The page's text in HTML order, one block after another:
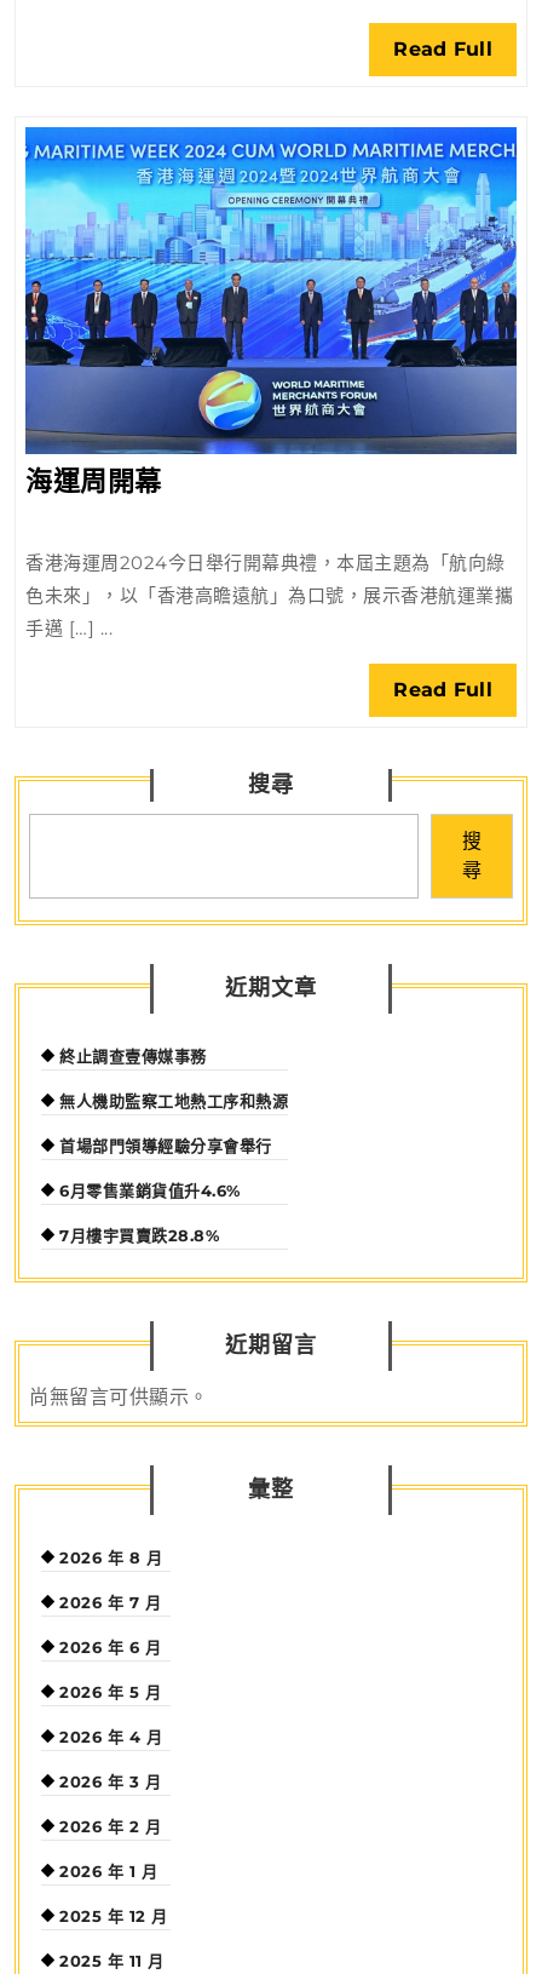
和
臨
生
活
補
助
合
併
Read Full
Full
海運周開幕海
開
幕
香港海運周2024今日舉行開幕典禮，本屆主題為「航向綠
色未來」，以「香港高瞻遠航」為口號，展示香港航運業攜
手邁 […] ...
Read Full
Full
搜尋
搜
尋
近期文章
終止調查壹傳媒事務
無人機助監察工地熱工序和熱源
首場部門領導經驗分享會舉行
6月零售業銷貨值升4.6%
7月樓宇買賣跌28.8%
近期留言
尚無留言可供顯示。
彙整
2026 年 8 月
2026 年 7 月
2026 年 6 月
2026 年 5 月
2026 年 4 月
2026 年 3 月
2026 年 2 月
2026 年 1 月
2025 年 12 月
2025 年 11 月